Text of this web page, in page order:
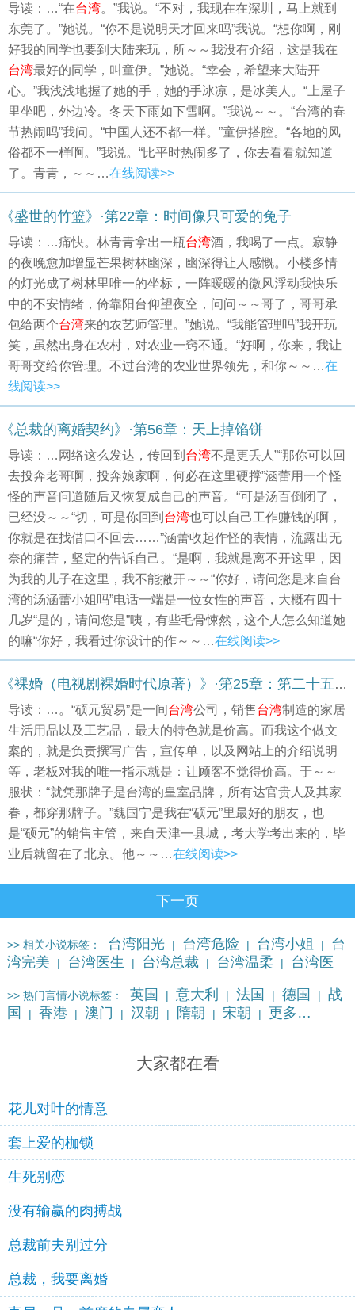
导读：…“在台湾。”我说。“不对，我现在在深圳，马上就到
东莞了。”她说。“你不是说明天才回来吗”我说。“想你啊，刚
好我的同学也要到大陆来玩，所～～我没有介绍，这是我在
台湾最好的同学，叫童伊。”她说。“幸会，希望来大陆开
心。”我浅浅地握了她的手，她的手冰凉，是冰美人。“上屋子
里坐吧，外边冷。冬天下雨如下雪啊。”我说～～。“台湾的春
节热闹吗”我问。“中国人还不都一样。”童伊搭腔。“各地的风
俗都不一样啊。”我说。“比平时热闹多了，你去看看就知道
了。青青，～～…在线阅读>>
《盛世的竹篮》·第22章：时间像只可爱的兔子
导读：…痛快。林青青拿出一瓶台湾酒，我喝了一点。寂静
的夜晚愈加增显芒果树林幽深，幽深得让人感慨。小楼多情
的灯光成了树林里唯一的坐标，一阵暖暖的微风浮动我快乐
中的不安情绪，倚靠阳台仰望夜空，问问～～哥了，哥哥承
包给两个台湾来的农艺师管理。”她说。“我能管理吗”我开玩
笑，虽然出身在农村，对农业一窍不通。“好啊，你来，我让
哥哥交给你管理。不过台湾的农业世界领先，和你～～…在
线阅读>>
《总裁的离婚契约》·第56章：天上掉馅饼
导读：…网络这么发达，传回到 台湾不是更丢人”“那你可以回
去投奔老哥啊，投奔娘家啊，何必在这里硬撑”涵蕾用一个怪
怪的声音问道随后又恢复成自己的声音。“可是汤百倒闭了，
已经没～～“切，可是你回到 台湾也可以自己工作赚钱的啊，
你就是在找借口不回去……”涵蕾收起作怪的表情，流露出无
奈的痛苦，坚定的告诉自己。“是啊，我就是离不开这里，因
为我的儿子在这里，我不能撇开～～“你好，请问您是来自台
湾的汤涵蕾小姐吗”电话一端是一位女性的声音，大概有四十
几岁“是的，请问您是”咦，有些毛骨悚然，这个人怎么知道她
的嘛“你好，我看过你设计的作～～…在线阅读>>
《裸婚（电视剧裸婚时代原著）》·第25章：第二十五话：上梁不正下梁歪（1）
导读：…。“硕元贸易”是一间台湾公司，销售台湾制造的家居
生活用品以及工艺品，最大的特色就是价高。而我这个做文
案的，就是负责撰写广告，宣传单，以及网站上的介绍说明
等，老板对我的唯一指示就是：让顾客不觉得价高。于～～
服状：“就凭那牌子是台湾的皇室品牌，所有达官贵人及其家
眷，都穿那牌子。”魏国宁是我在“硕元”里最好的朋友，也
是“硕元”的销售主管，来自天津一县城，考大学考出来的，毕
业后就留在了北京。他～～…在线阅读>>
下一页
>> 相关小说标签： 台湾阳光 | 台湾危险 | 台湾小姐 |
台
湾完美
| 台湾医生 | 台湾总裁 | 台湾温柔 |
台湾医
>> 热门言情小说标签：
英国 | 意大利 | 法国 | 德国 |
战
国
| 香港 | 澳门 | 汉朝 | 隋朝 | 宋朝 | 更多…
大家都在看
花儿对叶的情意
套上爱的枷锁
生死别恋
没有输赢的肉搏战
总裁前夫别过分
总裁，我要离婚